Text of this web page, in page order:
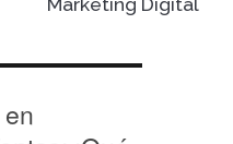
Marketing Digital